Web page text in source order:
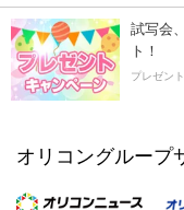
試写会
ト！
プレゼン
オリコングループ